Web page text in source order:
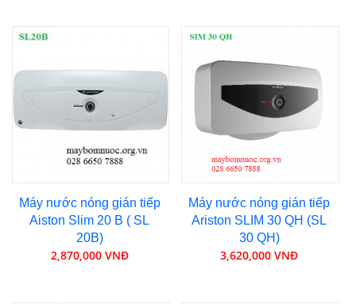
Máy nước nóng gián tiếp
Aiston Slim 20 B ( SL
20B)
2,870,000 VNĐ
Máy nước nóng gián tiếp
Ariston SLIM 30 QH (SL
30 QH)
3,620,000 VNĐ